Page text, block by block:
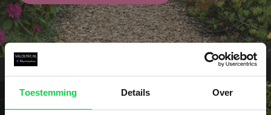
Toestemming Details Over